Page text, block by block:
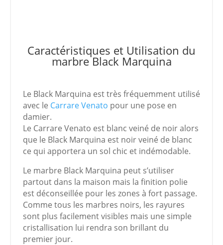
Caractéristiques et Utilisation du
marbre Black Marquina
Le Black Marquina est très fréquemment utilisé
avec le Carrare Venato pour une pose en
damier.
Le Carrare Venato est blanc veiné de noir alors
que le Black Marquina est noir veiné de blanc
ce qui apportera un sol chic et indémodable.
Le marbre Black Marquina peut s’utiliser
partout dans la maison mais la finition polie
est déconseillée pour les zones à fort passage.
Comme tous les marbres noirs, les rayures
sont plus facilement visibles mais une simple
cristallisation lui rendra son brillant du
premier jour.